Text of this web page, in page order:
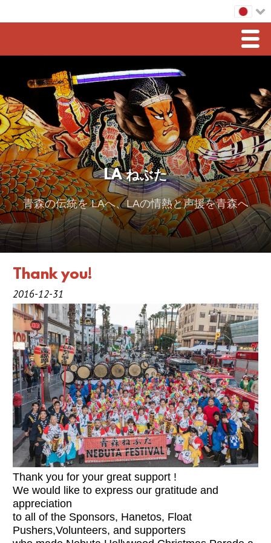
LAねぶた
豊島会長からのメッセージ
スポンサーシップ
2026 スポンサー
2025 Sponsor
2024 Sponsors
2023 Sponsors
2019 スポンサー
2018 スポンサー
2017 スポンサー
2016 スポンサー
リンク
はねと募集
はねと(跳人)
はねと正式衣装
Pusher（引手）
ねぶた囃子
LA ねぶた
青森の伝統を LAへ、LAの情熱と声援を青森へ
Thank you!
2016-12-31
Thank you for your great support !
We would like to express our gratitude and
appreciation
to all of the Sponsors, Hanetos, Float
Pushers,Volunteers, and supporters